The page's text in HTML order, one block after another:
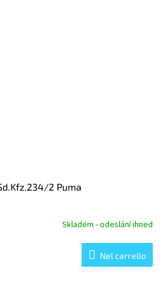
2 Puma
Skladem - odeslání ihned
Nel carrello